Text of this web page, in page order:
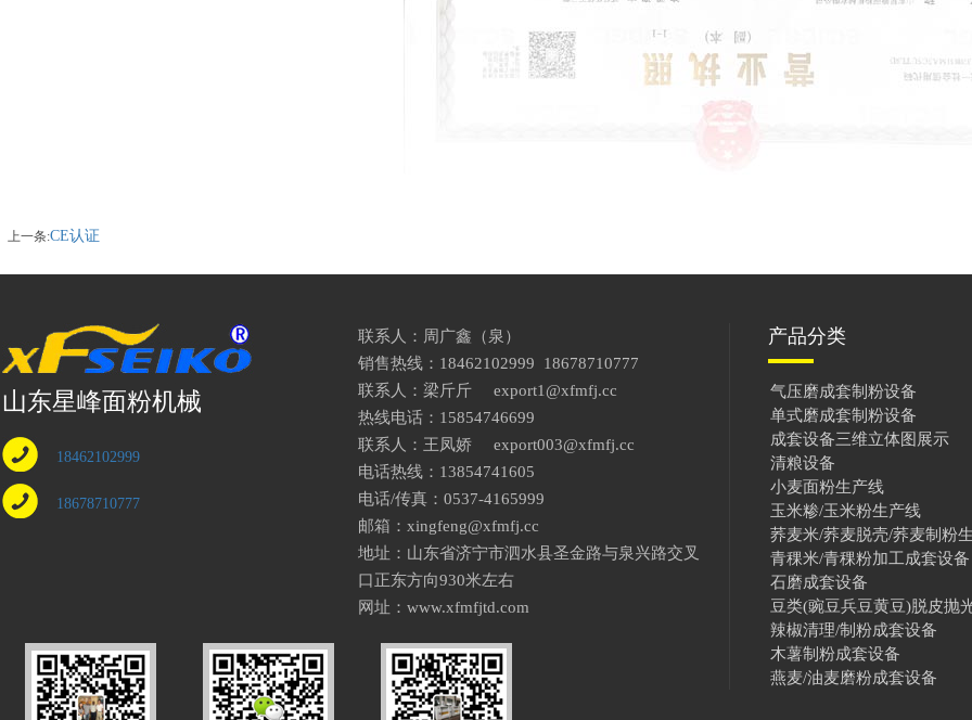
上一条:CE认证
山东星峰面粉机械
18462102999
18678710777
联系人：周广鑫（泉）
销售热线： 18462102999
18678710777
联系人：梁斤斤 export1@xfmfj.cc
热线电话： 15854746699
联系人：王凤娇 export003@xfmfj.cc
电话热线： 13854741605
电话/传真：0537-4165999
邮箱：xingfeng@xfmfj.cc
地址：山东省济宁市泗水县圣金路与泉兴路交叉
口正东方向930米左右
网址：www.xfmfjtd.com
产品分类
气压磨成套制粉设备
单式磨成套制粉设备
成套设备三维立体图展示
清粮设备
小麦面粉生产线
玉米糁/玉米粉生产线
荞麦米/荞麦脱壳/荞麦制粉
青稞米/青稞粉加工成套设备
石磨成套设备
豆类(豌豆兵豆黄豆)脱皮抛
辣椒清理/制粉成套设备
木薯制粉成套设备
燕麦/油麦磨粉成套设备